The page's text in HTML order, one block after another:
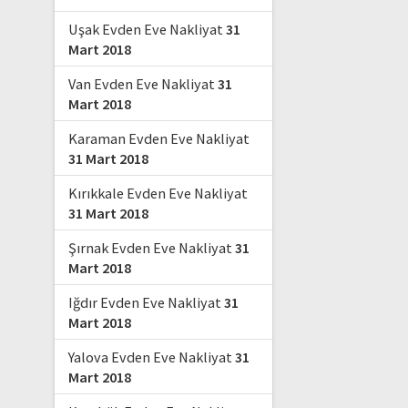
Uşak Evden Eve Nakliyat31
Mart 2018
Van Evden Eve Nakliyat31
Mart 2018
Karaman Evden Eve Nakliyat
31 Mart 2018
Kırıkkale Evden Eve Nakliyat
31 Mart 2018
Şırnak Evden Eve Nakliyat31
Mart 2018
Iğdır Evden Eve Nakliyat31
Mart 2018
Yalova Evden Eve Nakliyat31
Mart 2018